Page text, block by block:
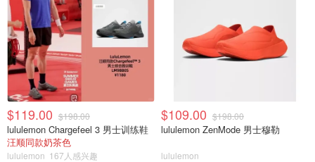
$119.00 $198.00
lululemon Chargefeel 3 男士训练鞋
汪顺同款奶茶色
lululemon 167人感兴趣
$109.00 $198.00
lululemon ZenMode 男士穆勒
lululemon